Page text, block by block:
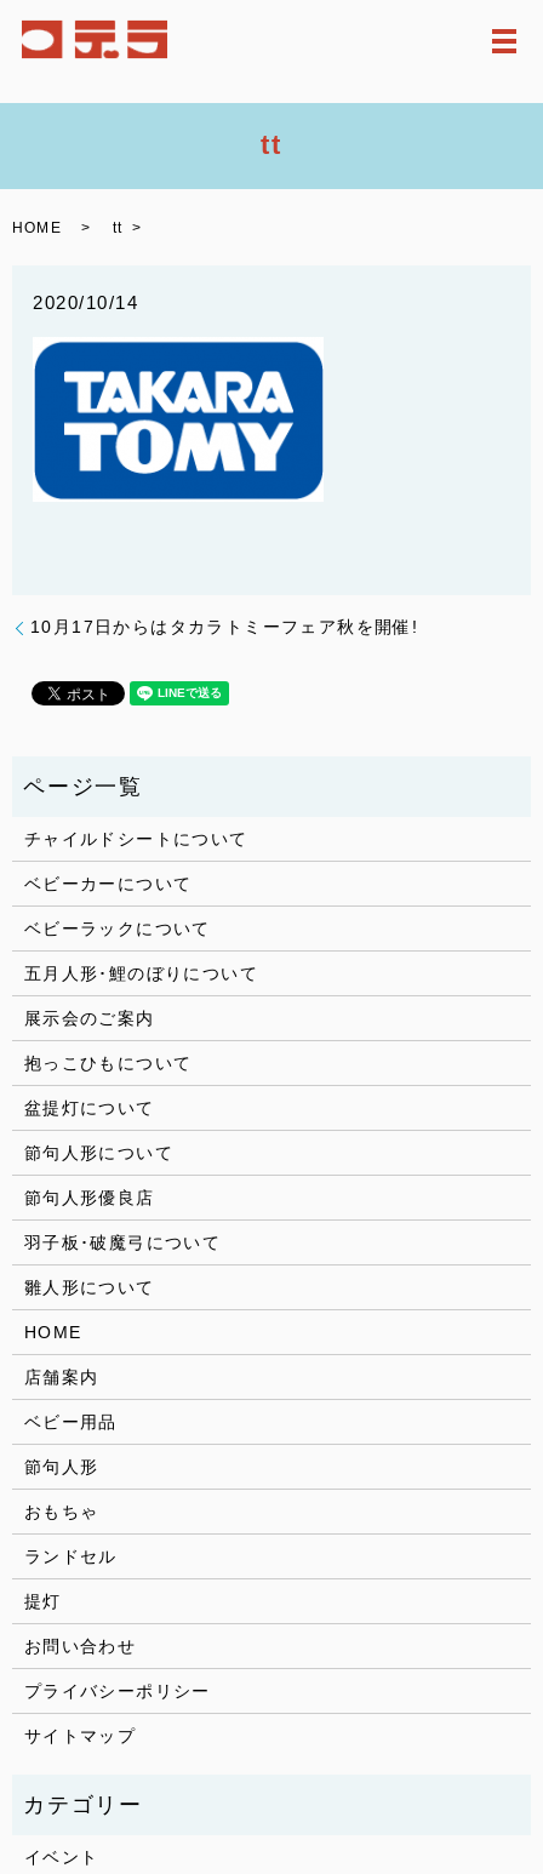
メ
tt
HOME tt
2020/10/14
10月17日からはタカラトミーフェア秋を開催!
チャイルドシートについて
ベビーカーについて
ベビーラックについて
五月人形･鯉のぼりについて
展示会のご案内
抱っこひもについて
盆提灯について
節句人形について
節句人形優良店
羽子板･破魔弓について
雛人形について
HOME
店舗案内
ベビー用品
節句人形
おもちゃ
ランドセル
提灯
お問い合わせ
プライバシーポリシー
サイトマップ
イベント